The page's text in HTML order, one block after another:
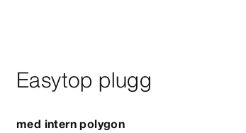
Easytop plugg
med intern polygon